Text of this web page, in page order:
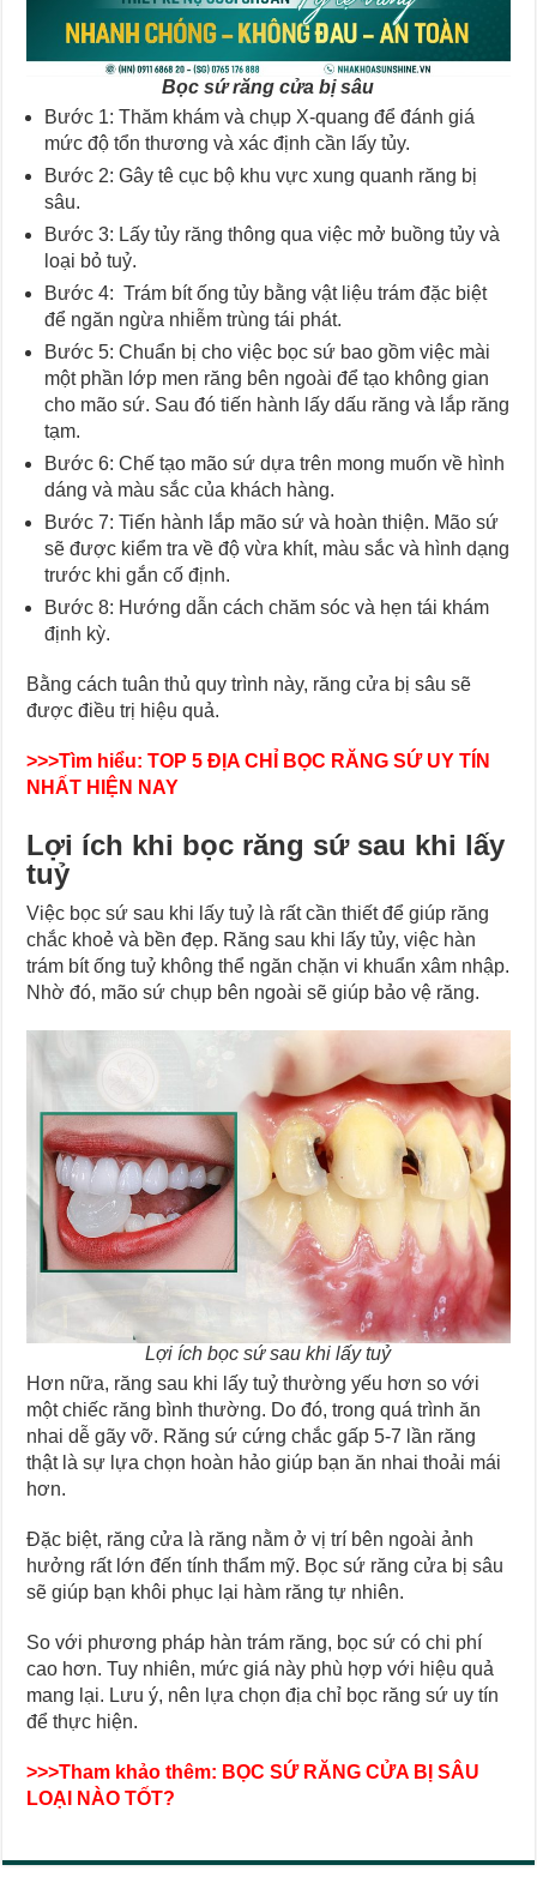
Bọc sứ răng cửa bị sâu
Bước 1:Thăm khám và chụp X-quangđể đánh giá
mức độ tổn thương và xác định cần lấy tủy.
Bước 2:Gây tê cục bộ khu vực xung quanh răng bị
sâu.
Bước 3: Lấy tủy răng thông qua việc mở buồng tủy và
loại bỏ tuỷ.
Bước 4: Trám bít ống tủy bằng vật liệu trám đặc biệt
để ngăn ngừa nhiễm trùng tái phát.
Bước 5:Chuẩn bị cho việc bọc sứ bao gồm việc mài
một phần lớp men răng bên ngoài để tạo không gian
cho mão sứ. Sau đó tiến hành lấy dấu răng và lắp răng
tạm.
Bước 6: Chế tạo mão sứ dựa trên mong muốn về hình
dáng và màu sắc của khách hàng.
Bước 7: Tiến hành lắp mão sứ và hoàn thiện. Mão sứ
sẽ được kiểm tra về độ vừa khít, màu sắc và hình dạng
trước khi gắn cố định.
Bước 8: Hướng dẫn cách chăm sóc và hẹn tái khám
định kỳ.
Bằng cách tuân thủ quy trình này, răng cửa bị sâu sẽ
được điều trị hiệu quả.
>>>Tìm hiểu:TOP 5 ĐỊA CHỈ BỌC RĂNG SỨ UY TÍN
NHẤT HIỆN NAY
Lợi ích khi bọc răng sứ sau khi lấy
tuỷ
Việc bọc sứ sau khi lấy tuỷ là rất cần thiết để giúp răng
chắc khoẻ và bền đẹp. Răng sau khi lấy tủy, việc hàn
trám bít ống tuỷ không thể ngăn chặn vi khuẩn xâm nhập.
Nhờ đó, mão sứ chụp bên ngoài sẽ giúp bảo vệ răng.
Lợi ích bọc sứ sau khi lấy tuỷ
Hơn nữa, răng sau khi lấy tuỷ thường yếu hơn so với
một chiếc răng bình thường. Do đó, trong quá trình ăn
nhai dễ gãy vỡ. Răng sứ cứng chắc gấp 5-7 lần răng
thật là sự lựa chọn hoàn hảo giúp bạn ăn nhai thoải mái
hơn.
Đặc biệt, răng cửa là răng nằm ở vị trí bên ngoài ảnh
hưởng rất lớn đến tính thẩm mỹ. Bọc sứ răng cửa bị sâu
sẽ giúp bạn khôi phục lại hàm răng tự nhiên.
So với phương pháp hàn trám răng, bọc sứ có chi phí
cao hơn. Tuy nhiên, mức giá này phù hợp với hiệu quả
mang lại. Lưu ý, nên lựa chọn địa chỉ bọc răng sứ uy tín
để thực hiện.
>>>Tham khảo thêm: BỌC SỨ RĂNG CỬA BỊ SÂU
LOẠI NÀO TỐT?